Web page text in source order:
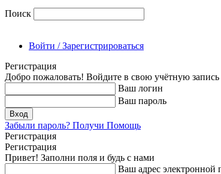
Поиск
Войти / Зарегистрироваться
Регистрация
Добро пожаловать! Войдите в свою учётную запись
Ваш логин
Ваш пароль
Забыли пароль? Получи Помощь
Регистрация
Регистрация
Привет! Заполни поля и будь с нами
Ваш адрес электронной